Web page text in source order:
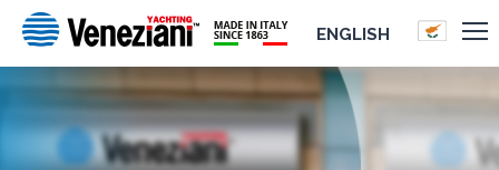
ENGLISH